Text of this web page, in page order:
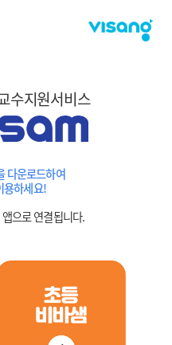
수지원서비스
다운로드하여
용하세요!
으로 연결됩니다.